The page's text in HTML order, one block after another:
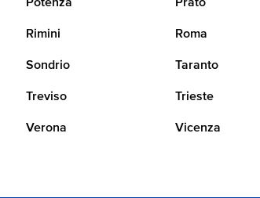
Potenza Prato
Rimini Roma
Sondrio Taranto
Treviso Trieste
Verona Vicenza